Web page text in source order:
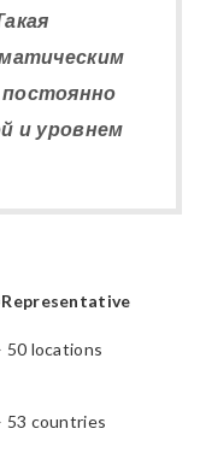
и уровнем
50 locations
53 countries